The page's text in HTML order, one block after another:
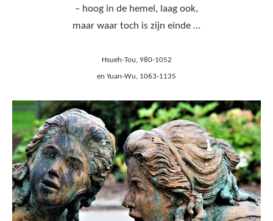
– hoog in de hemel, laag ook,
maar waar toch is zijn einde …
Hsueh-Tou, 980-1052
en Yuan-Wu, 1063-1135